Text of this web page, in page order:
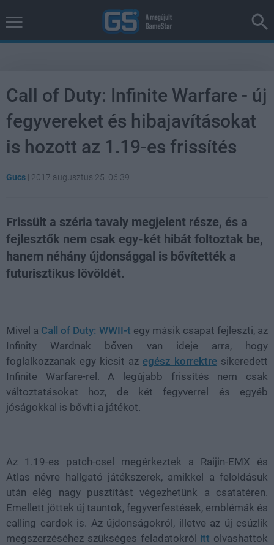
Call of Duty: Infinite Warfare - új
fegyvereket és hibajavításokat
is hozott az 1.19-es frissítés
Gucs | 2017 augusztus 25. 06:39
Frissült a széria tavaly megjelent része, és a
fejlesztők nem csak egy-két hibát foltoztak be,
hanem néhány újdonsággal is bővítették a
futurisztikus lövöldét.
Mivel a Call of Duty: WWII-t egy másik csapat fejleszti, az
Infinity Wardnak bőven van ideje arra, hogy
foglalkozzanak egy kicsit az egész korrektre sikeredett
Infinite Warfare-rel. A legújabb frissítés nem csak
változtatásokat hoz, de két fegyverrel és egyéb
jóságokkal is bővíti a játékot.
Az 1.19-es patch-csel megérkeztek a Raijin-EMX és
Atlas névre hallgató játékszerek, amikkel a feloldásuk
után elég nagy pusztítást végezhetünk a csatatéren.
Emellett jöttek új tauntok, fegyverfestések, emblémák és
calling cardok is. Az újdonságokról, illetve az új csúzlik
megszerzéséhez szükséges feladatokról itt olvashattok